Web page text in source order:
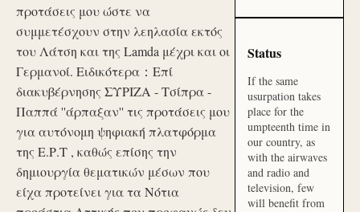
προτάσεις μου ώστε να
συμμετέσχουν στην λεηλασία εκτός
του Λάτση και της Lamda μέχρι και οι
Γερμανοί. Ειδικότερα：Επί
διακυβέρνησης ΣΥΡΙΖΑ - Τσίπρα -
Παππά ''άρπαξαν'' τις προτάσεις μου
για αυτόνομη ψηφιακή πλατφόρμα
της Ε.Ρ.Τ , καθώς επίσης την
δημιουργία θεματικών μέσων που
είχα προτείνει για τα Νότια
Status
If the same
usurpation takes
place for the
umpteenth time in
our country, as
with the airwaves
and radio and
television, few
will benefit from